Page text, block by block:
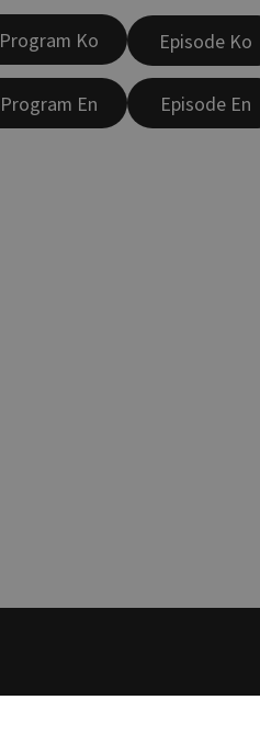
Program Ko
Program En
Episode Ko
Episode En